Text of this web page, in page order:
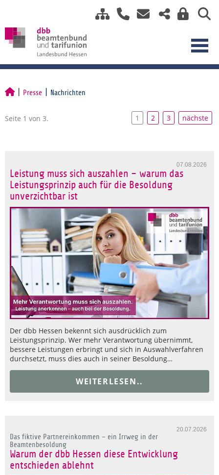
Presse Nachrichten
Seite 1 von 3. 1 2 3 nächste
07.08.2026
Leistung muss sich auszahlen – warum das
Leistungsprinzip auch für die Besoldung
unverzichtbar ist
Der dbb Hessen bekennt sich ausdrücklich zum
Leistungsprinzip. Wer mehr Verantwortung übernimmt,
bessere Leistungen erbringt und sich in Auswahlverfahren
durchsetzt, muss dies auch in seiner Besoldung…
WEITERLESEN..
20.07.2026
Das fiktive Partnereinkommen – ein Irrweg in der
Beamtenbesoldung
Warum der dbb Hessen diese Entwicklung
entschieden ablehnt